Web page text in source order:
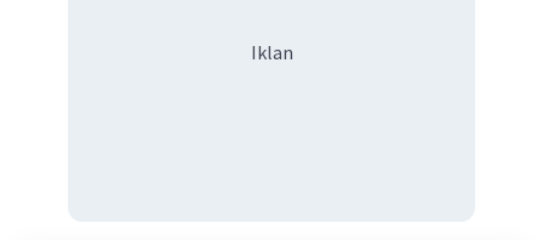
ilmuwan bekerja dalam kecepatan penuh untuk
Iklan